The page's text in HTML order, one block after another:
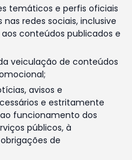
temáticos e perfis oficiais
redes sociais, inclusive
conteúdos publicados e
veiculação de conteúdos
avisos e
e estritamente
funcionamento dos
públicos, à
de